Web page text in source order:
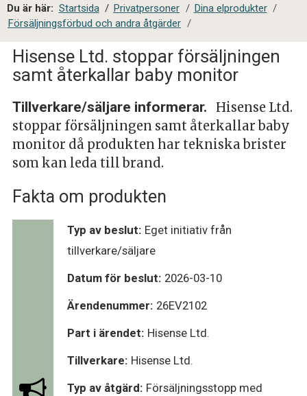
a
l
s
t
e
s
ö
k
Du är här: Startsida / Privatpersoner / Dina elprodukter /
Försäljningsförbud och andra åtgärder /
Hisense Ltd. stoppar försäljningen
samt återkallar baby monitor
Tillverkare/säljare informerar.
Hisense Ltd.
stoppar försäljningen samt återkallar baby
monitor då produkten har tekniska brister
som kan leda till brand.
Fakta om produkten
Typ av beslut: Eget initiativ från
tillverkare/säljare
Datum för beslut: 2026-03-10
Ärendenummer: 26EV2102
Part i ärendet: Hisense Ltd.
Tillverkare: Hisense Ltd.
Typ av åtgärd: Försäljningsstopp med